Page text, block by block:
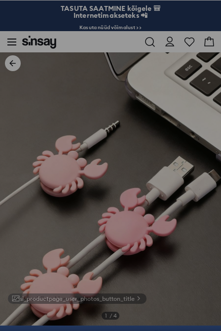
TASUTA SAATMINE kõigele 🎒
Internetimakseteks 📲
Kasuta nüüd võimalust >>
si_productpage_user_photos_button_title
1 / 4